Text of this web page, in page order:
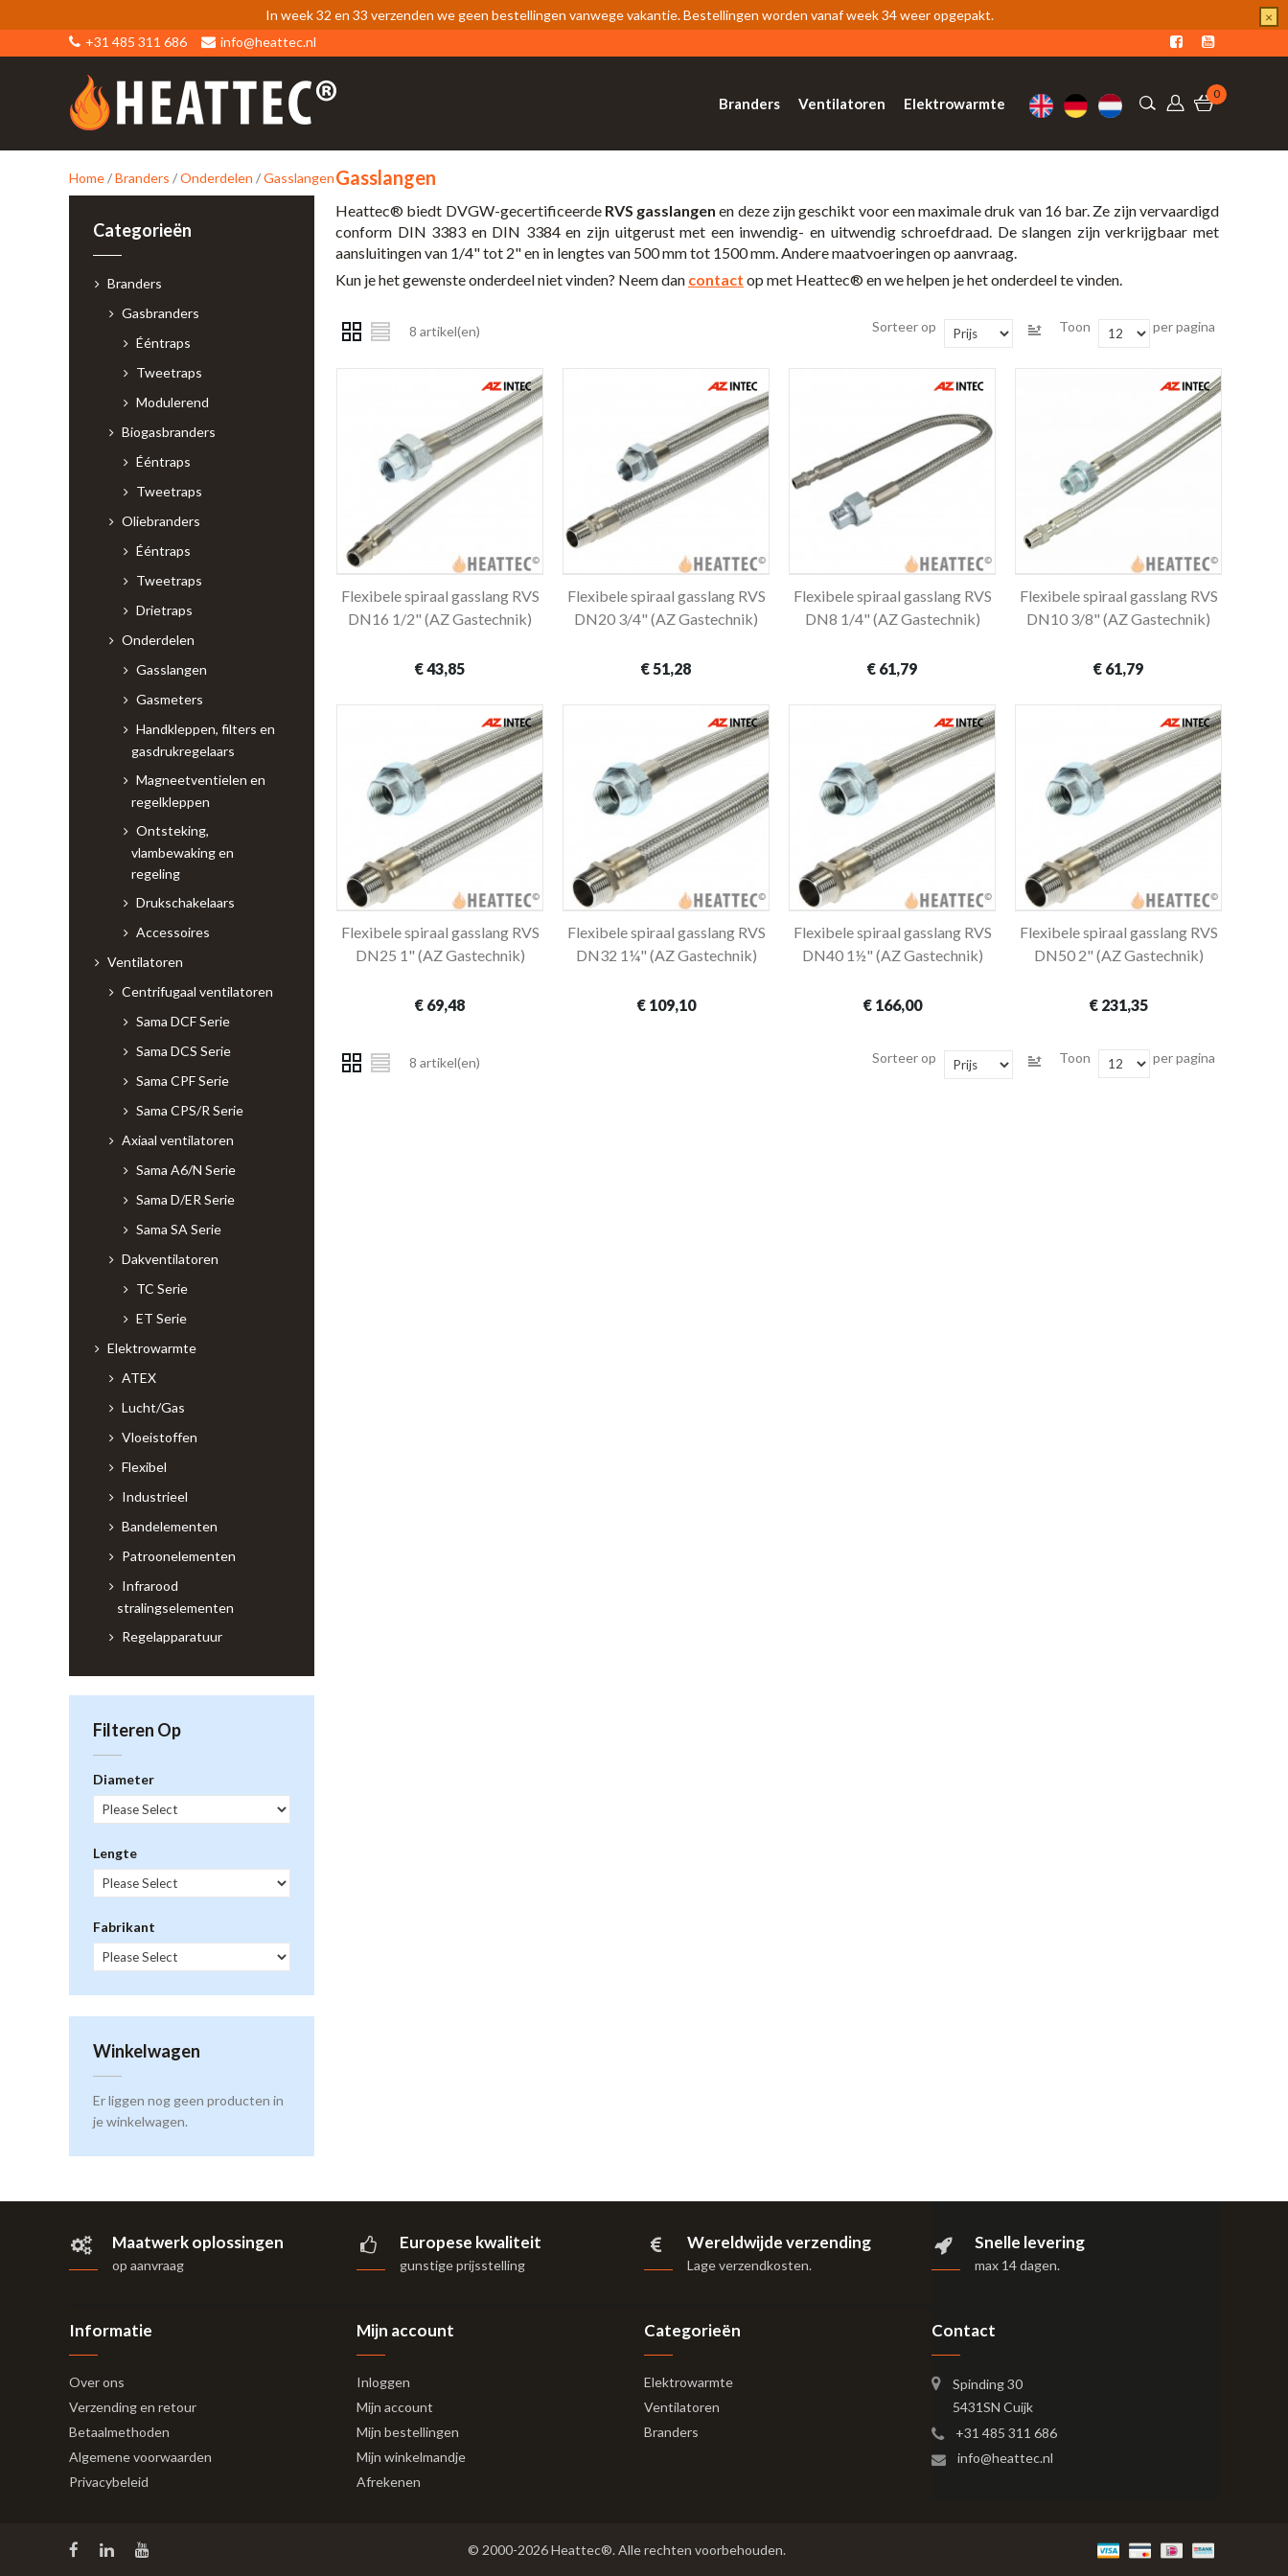
In week 32 en 33 verzenden we geen bestellingen vanwege vakantie. Bestellingen worden vanaf week 34 weer opgepakt.
×
+31 485 311 686
info@heattec.nl
0
Branders Ventilatoren Elektrowarmte
Home/Branders /Onderdelen /GasslangenGasslangen
Heattec® biedt DVGW-gecertificeerde RVS gasslangen en deze zijn geschikt voor een maximale druk van 16 bar. Ze zijn vervaardigd
conform DIN 3383 en DIN 3384 en zijn uitgerust met een inwendig- en uitwendig schroefdraad. De slangen zijn verkrijgbaar met
aansluitingen van 1/4" tot 2" en in lengtes van 500 mm tot 1500 mm. Andere maatvoeringen op aanvraag.
Kun je het gewenste onderdeel niet vinden? Neem dan contact op met Heattec® en we helpen je het onderdeel te vinden.
8 artikel(en) Toon per pagina
Sorteer op
In winkelwagen
Flexibele spiraal gasslang RVS
DN16 1/2" (AZ Gastechnik)
€ 43,85
In winkelwagen
Flexibele spiraal gasslang RVS
DN20 3/4" (AZ Gastechnik)
€ 51,28
In winkelwagen
Flexibele spiraal gasslang RVS
DN8 1/4" (AZ Gastechnik)
€ 61,79
In winkelwagen
Flexibele spiraal gasslang RVS
DN10 3/8" (AZ Gastechnik)
€ 61,79
In winkelwagen
Flexibele spiraal gasslang RVS
DN25 1" (AZ Gastechnik)
€ 69,48
In winkelwagen
Flexibele spiraal gasslang RVS
DN32 1¼" (AZ Gastechnik)
€ 109,10
In winkelwagen
Flexibele spiraal gasslang RVS
DN40 1½" (AZ Gastechnik)
€ 166,00
In winkelwagen
Flexibele spiraal gasslang RVS
DN50 2" (AZ Gastechnik)
€ 231,35
8 artikel(en) Toon per pagina
Sorteer op
Categorieën
Branders
Gasbranders
Ééntraps
Tweetraps
Modulerend
Biogasbranders
Ééntraps
Tweetraps
Oliebranders
Ééntraps
Tweetraps
Drietraps
Onderdelen
Gasslangen
Gasmeters
Handkleppen, filters en
gasdrukregelaars
Magneetventielen en
regelkleppen
Ontsteking,
vlambewaking en
regeling
Drukschakelaars
Accessoires
Ventilatoren
Centrifugaal ventilatoren
Sama DCF Serie
Sama DCS Serie
Sama CPF Serie
Sama CPS/R Serie
Axiaal ventilatoren
Sama A6/N Serie
Sama D/ER Serie
Sama SA Serie
Dakventilatoren
TC Serie
ET Serie
Elektrowarmte
ATEX
Lucht/Gas
Vloeistoffen
Flexibel
Industrieel
Bandelementen
Patroonelementen
Infrarood
stralingselementen
Regelapparatuur
Filteren Op
Diameter
Lengte
Fabrikant
Winkelwagen
Er liggen nog geen producten in
je winkelwagen.
Maatwerk oplossingen
op aanvraag
Europese kwaliteit
gunstige prijsstelling
Wereldwijde verzending
Lage verzendkosten.
Snelle levering
max 14 dagen.
Informatie
Over ons
Verzending en retour
Betaalmethoden
Algemene voorwaarden
Privacybeleid
Mijn account
Inloggen
Mijn account
Mijn bestellingen
Mijn winkelmandje
Afrekenen
Categorieën
Elektrowarmte
Ventilatoren
Branders
Contact
Spinding 30
5431SN Cuijk
+31 485 311 686
info@heattec.nl
© 2000-2026 Heattec®. Alle rechten voorbehouden.